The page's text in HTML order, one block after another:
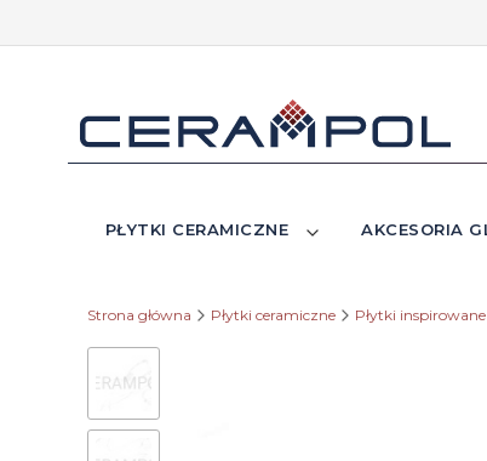
PŁYTKI CERAMICZNE AKCESORIA
Strona główna Płytki ceramiczne Płytki